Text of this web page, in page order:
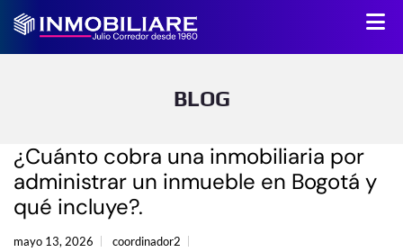
BLOG
¿Cuánto cobra una inmobiliaria por
administrar un inmueble en Bogotá y
qué incluye?.
mayo 13, 2026 coordinador2